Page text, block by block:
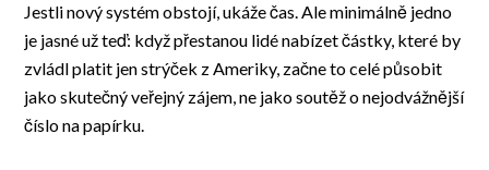
Jestli nový systém obstojí, ukáže čas. Ale minimálně jedno
je jasné už teď: když přestanou lidé nabízet částky, které by
zvládl platit jen strýček z Ameriky, začne to celé působit
jako skutečný veřejný zájem, ne jako soutěž o nejodvážnější
číslo na papírku.